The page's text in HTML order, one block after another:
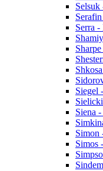
Selsuk
Serra -
Siegel
Siena
Simon
Simos